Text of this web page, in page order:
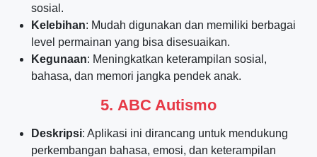
sosial.
Kelebihan: Mudah digunakan dan memiliki berbagai
level permainan yang bisa disesuaikan.
Kegunaan: Meningkatkan keterampilan sosial,
bahasa, dan memori jangka pendek anak.
5. ABC Autismo
Deskripsi: Aplikasi ini dirancang untuk mendukung
perkembangan bahasa, emosi, dan keterampilan